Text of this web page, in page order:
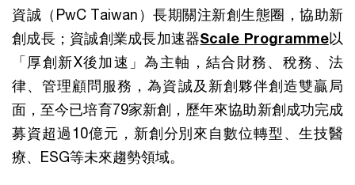
資誠（PwC Taiwan）長期關注新創生態圈，協助新
創成長；資誠創業成長加速器Scale Programme以
「厚創新X後加速」為主軸，結合財務、稅務、法
律、管理顧問服務，為資誠及新創夥伴創造雙贏局
面，至今已培育79家新創，歷年來協助新創成功完成
募資超過10億元，新創分別來自數位轉型、生技醫
療、ESG等未來趨勢領域。